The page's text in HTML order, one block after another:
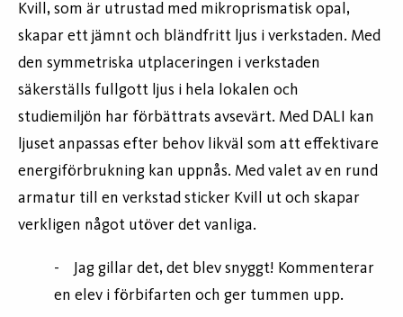
Kvill, som är utrustad med mikroprismatisk opal,
skapar ett jämnt och bländfritt ljus i verkstaden. Med
den symmetriska utplaceringen i verkstaden
säkerställs fullgott ljus i hela lokalen och
studiemiljön har förbättrats avsevärt. Med DALI kan
ljuset anpassas efter behov likväl som att effektivare
energiförbrukning kan uppnås. Med valet av en rund
armatur till en verkstad sticker Kvill ut och skapar
verkligen något utöver det vanliga.
- Jag gillar det, det blev snyggt! Kommenterar
en elev i förbifarten och ger tummen upp.